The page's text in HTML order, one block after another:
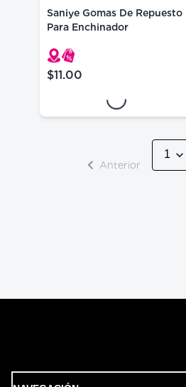
Saniye Gomas De Repuesto
Para Enchinador
$11.00
precio actual $11.00
Anterior